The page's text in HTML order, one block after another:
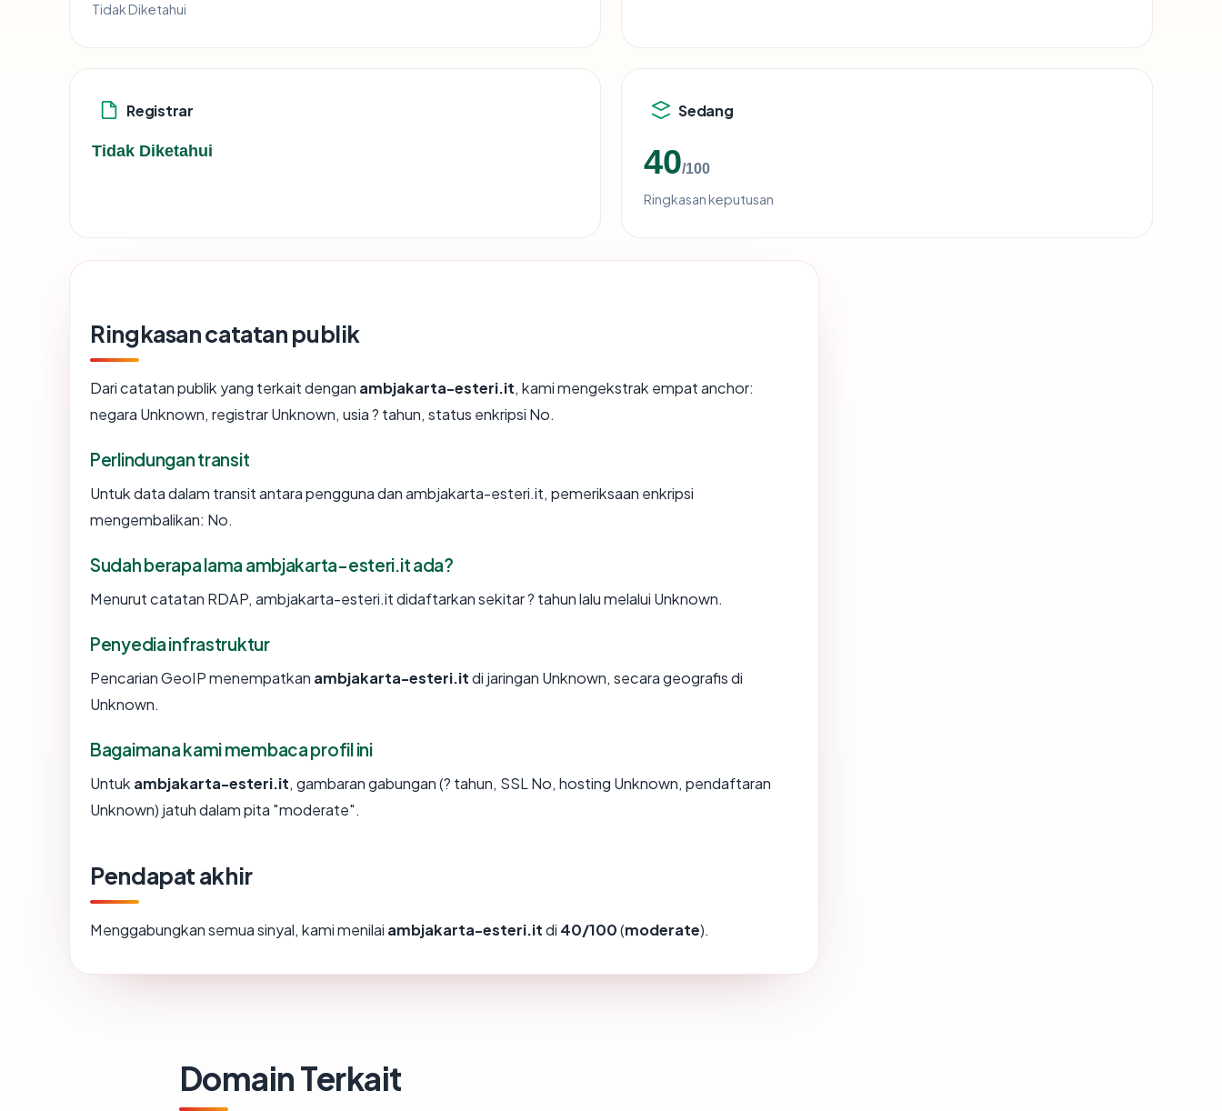
Tidak Diketahui
Registrar
Tidak Diketahui
Sedang
40/100
Ringkasan keputusan
Ringkasan catatan publik
Dari catatan publik yang terkait dengan ambjakarta-esteri.it, kami mengekstrak empat anchor:
negara Unknown, registrar Unknown, usia ? tahun, status enkripsi No.
Perlindungan transit
Untuk data dalam transit antara pengguna dan ambjakarta-esteri.it, pemeriksaan enkripsi
mengembalikan: No.
Sudah berapa lama ambjakarta-esteri.it ada?
Menurut catatan RDAP, ambjakarta-esteri.it didaftarkan sekitar ? tahun lalu melalui Unknown.
Penyedia infrastruktur
Pencarian GeoIP menempatkan ambjakarta-esteri.itdi jaringan Unknown, secara geografis di
Unknown.
Bagaimana kami membaca profil ini
Untuk ambjakarta-esteri.it, gambaran gabungan (? tahun, SSL No, hosting Unknown, pendaftaran
Unknown) jatuh dalam pita "moderate".
Pendapat akhir
Menggabungkan semua sinyal, kami menilai ambjakarta-esteri.itdi 40/100(moderate).
Domain Terkait